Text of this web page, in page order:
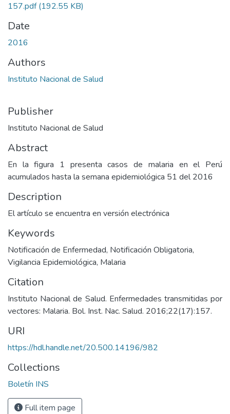
157.pdf(192.55 KB)
Date
2016
Authors
Instituto Nacional de Salud
Publisher
Instituto Nacional de Salud
Abstract
En la figura 1 presenta casos de malaria en el Perú
acumulados hasta la semana epidemiológica 51 del 2016
Description
El artículo se encuentra en versión electrónica
Keywords
Notificación de Enfermedad, Notificación Obligatoria,
Vigilancia Epidemiológica, Malaria
Citation
Instituto Nacional de Salud. Enfermedades transmitidas por
vectores: Malaria. Bol. Inst. Nac. Salud. 2016;22(17):157.
URI
https://hdl.handle.net/20.500.14196/982
Collections
Boletín INS
Full item page